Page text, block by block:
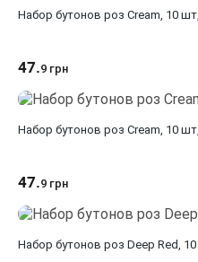
Набор бутонов роз Cream, 10
47.9 грн
Набор бутонов роз Cream, 10
47.9 грн
Набор бутонов роз Deep Red,